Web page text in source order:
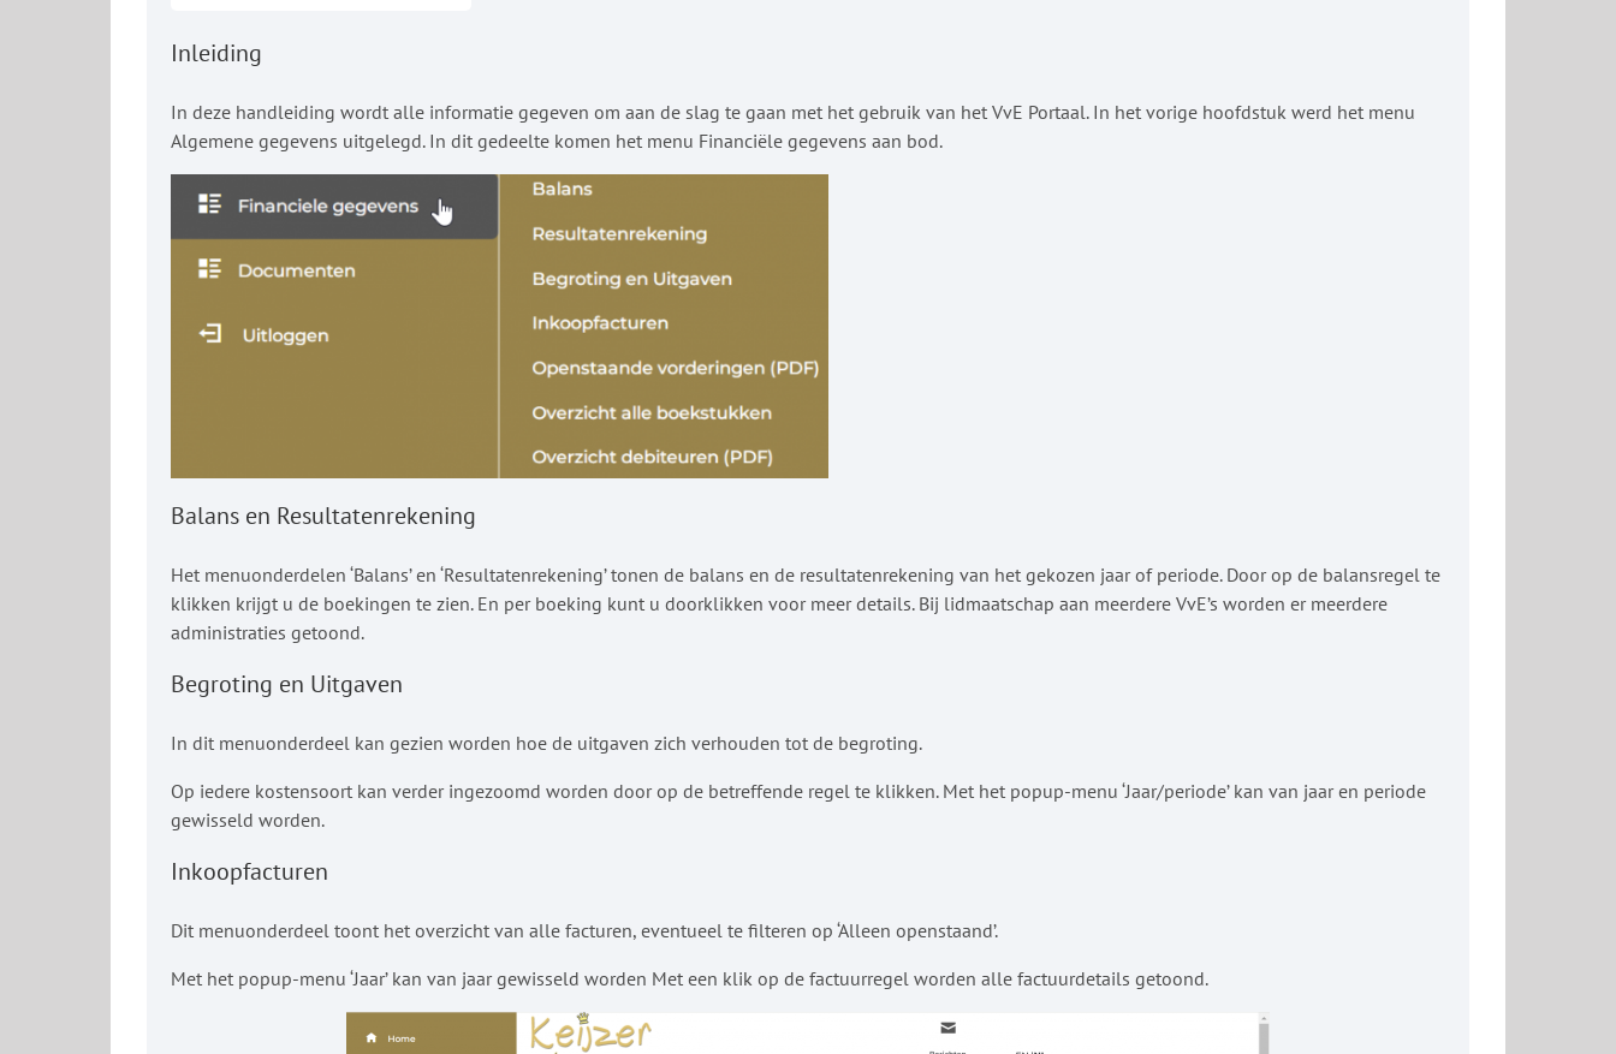
Inleiding
In deze handleiding wordt alle informatie gegeven om aan de slag te gaan met het gebruik van het VvE Portaal. In het vorige hoofdstuk werd het menu
Algemene gegevens uitgelegd. In dit gedeelte komen het menu Financiële gegevens aan bod.
Balans en Resultatenrekening
Het menuonderdelen ‘Balans’ en ‘Resultatenrekening’ tonen de balans en de resultatenrekening van het gekozen jaar of periode. Door op de balansregel te
klikken krijgt u de boekingen te zien. En per boeking kunt u doorklikken voor meer details. Bij lidmaatschap aan meerdere VvE’s worden er meerdere
administraties getoond.
Begroting en Uitgaven
In dit menuonderdeel kan gezien worden hoe de uitgaven zich verhouden tot de begroting.
Op iedere kostensoort kan verder ingezoomd worden door op de betreffende regel te klikken. Met het popup-menu ‘Jaar/periode’ kan van jaar en periode
gewisseld worden.
Inkoopfacturen
Dit menuonderdeel toont het overzicht van alle facturen, eventueel te filteren op ‘Alleen openstaand’.
Met het popup-menu ‘Jaar’ kan van jaar gewisseld worden Met een klik op de factuurregel worden alle factuurdetails getoond.